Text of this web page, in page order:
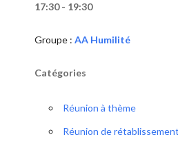
17:30 - 19:30
Groupe : AA Humilité
Catégories
Réunion à thème
Réunion de rétablissement